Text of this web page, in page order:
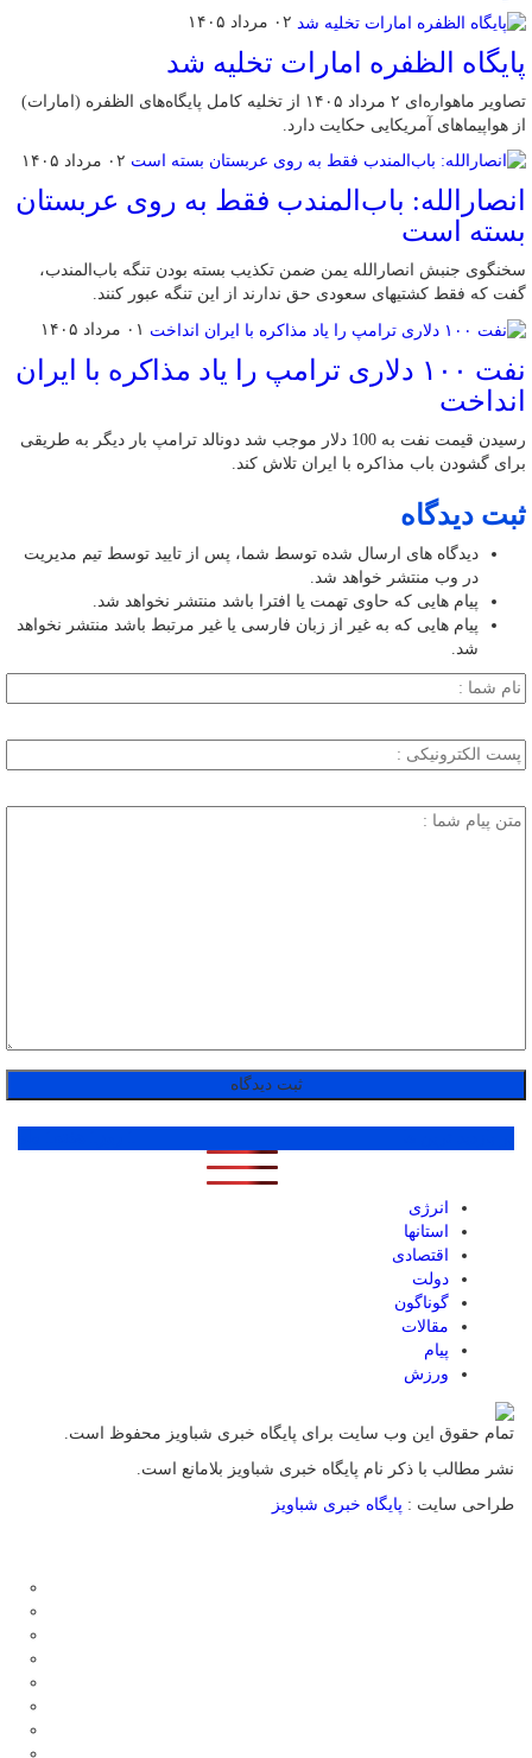
۰۲ مرداد ۱۴۰۵
پایگاه الظفره امارات تخلیه شد
تصاویر ماهواره‌ای ۲ مرداد ۱۴۰۵ از تخلیه کامل پایگاه‌های الظفره (امارات)
از هواپیماهای آمریکایی حکایت دارد.
۰۲ مرداد ۱۴۰۵
انصارالله: باب‌المندب فقط به روی عربستان
بسته است
سخنگوی جنبش انصارالله یمن ضمن تکذیب بسته بودن تنگه باب‌المندب،
گفت که فقط کشتیهای سعودی حق ندارند از این تنگه عبور کنند.
۰۱ مرداد ۱۴۰۵
نفت ۱۰۰ دلاری ترامپ را یاد مذاکره با ایران
انداخت
رسیدن قیمت نفت به 100 دلار موجب شد دونالد ترامپ بار دیگر به طریقی
برای گشودن باب مذاکره با ایران تلاش کند.
ثبت دیدگاه
دیدگاه های ارسال شده توسط شما، پس از تایید توسط تیم مدیریت
در وب منتشر خواهد شد.
پیام هایی که حاوی تهمت یا افترا باشد منتشر نخواهد شد.
پیام هایی که به غیر از زبان فارسی یا غیر مرتبط باشد منتشر نخواهد
شد.
انرژی
استانها
اقتصادی
دولت
گوناگون
مقالات
پیام
ورزش
تمام حقوق این وب سایت برای پایگاه خبری شباویز محفوظ است.
نشر مطالب با ذکر نام پایگاه خبری شباویز بلامانع است.
طراحی سایت : پایگاه خبری شباویز